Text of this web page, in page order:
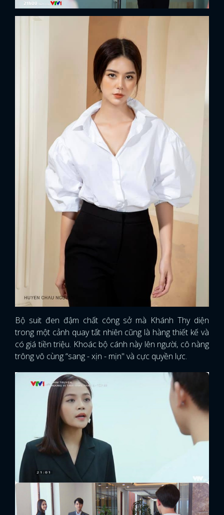
Bộ suit đen đậm chất công sở mà Khánh Thy diện
trong một cảnh quay tất nhiên cũng là hàng thiết kế và
có giá tiền triệu. Khoác bộ cánh này lên người, cô nàng
trông vô cùng “sang - xịn - mịn" và cực quyền lực.